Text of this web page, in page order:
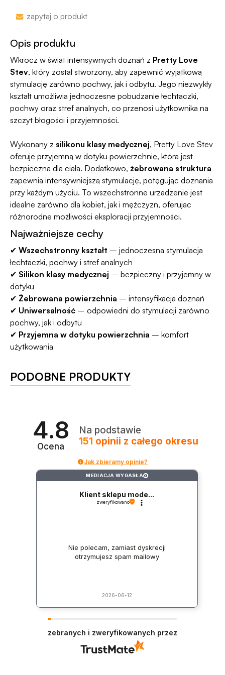
Dyskrecji — jeśli ją naruszymy, zwrócimy Ci
100 dni na zwrot. Sam proces jesy niezwykle
programu Wygodne Zwroty®
zapytaj o produkt
Opis produktu
Wkrocz w świat intensywnych doznań z Pretty Love
Stev, który został stworzony, aby zapewnić wyjątkową
stymulację zarówno pochwy, jak i odbytu. Jego niezwykły
kształt umożliwia jednoczesne pobudzanie łechtaczki,
pochwy oraz stref analnych, co przenosi użytkownika na
szczyt błogości i przyjemności.
Wykonany z silikonu klasy medycznej, Pretty Love Stev
oferuje przyjemną w dotyku powierzchnię, która jest
bezpieczna dla ciała. Dodatkowo, żebrowana struktura
zapewnia intensywniejszą stymulację, potęgując doznania
przy każdym użyciu. To wszechstronne urządzenie jest
idealne zarówno dla kobiet, jak i mężczyzn, oferując
różnorodne możliwości eksploracji przyjemności.
Najważniejsze cechy
✔ Wszechstronny kształt – jednoczesna stymulacja
łechtaczki, pochwy i stref analnych
✔ Silikon klasy medycznej – bezpieczny i przyjemny w
dotyku
✔ Żebrowana powierzchnia – intensyfikacja doznań
✔ Uniwersalność – odpowiedni do stymulacji zarówno
pochwy, jak i odbytu
✔ Przyjemna w dotyku powierzchnia – komfort
użytkowania
PODOBNE PRODUKTY
4.8
Ocena
Na podstawie
151 opinii z całego okresu
Jak zbieramy opinie?
MEDIACJA WYGASŁA ?
Klient sklepu mode...
zweryfikowano
Nie polecam, zamiast dyskrecji
otrzymujesz spam mailowy
2026-06-12
zebranych i zweryfikowanych przez